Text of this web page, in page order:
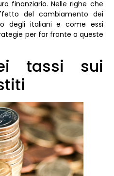
finanziario. Nelle righe che
del cambiamento dei
degli italiani e come essi
per far fronte a queste
tassi sui